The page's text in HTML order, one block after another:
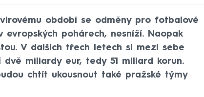
období se odměny pro fotbalové
evropských pohárech, nesníží. Naopak
V dalších třech letech si mezi sebe
miliardy eur, tedy 51 miliard korun.
chtít ukousnout také pražské týmy